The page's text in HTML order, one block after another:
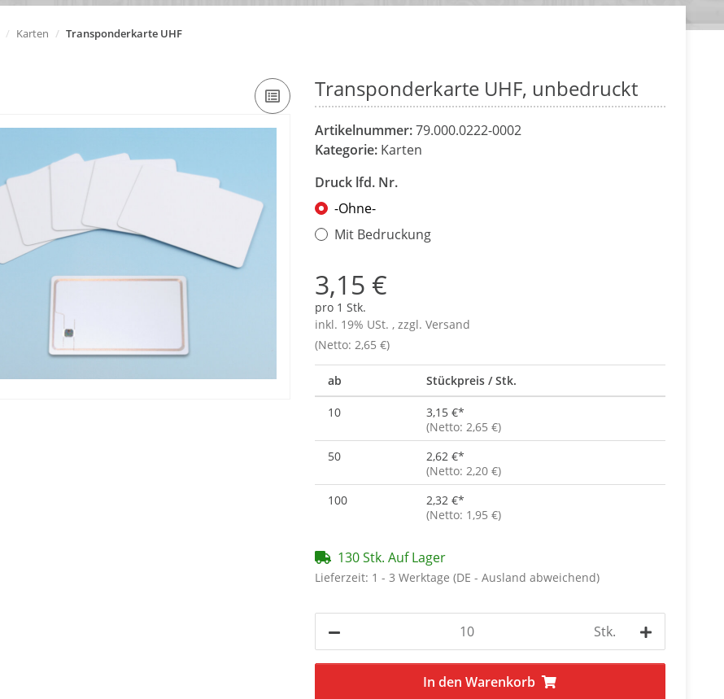
Karten Transponderkarte UHF
Transponderkarte UHF, unbedruckt
Artikelnummer:79.000.0222-0002
Kategorie: Karten
Druck lfd. Nr.
-Ohne-
Mit Bedruckung
3,15 €
pro 1 Stk.
inkl. 19% USt. , zzgl. Versand
(Netto: 2,65 €)
ab Stückpreis / Stk.
10 3,15 €*
(Netto: 2,65 €)
50
2,62 €*
(Netto: 2,20 €)
100
2,32 €*
(Netto: 1,95 €)
130 Stk. Auf Lager
Lieferzeit: 1 - 3 Werktage (DE - Ausland abweichend)
Stk.
In den Warenkorb